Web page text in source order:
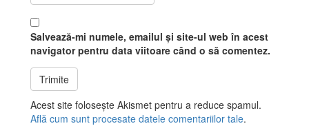
Salvează-mi numele, emailul și site-ul web în acest
navigator pentru data viitoare când o să comentez.
Acest site folosește Akismet pentru a reduce spamul.
Află cum sunt procesate datele comentariilor tale.